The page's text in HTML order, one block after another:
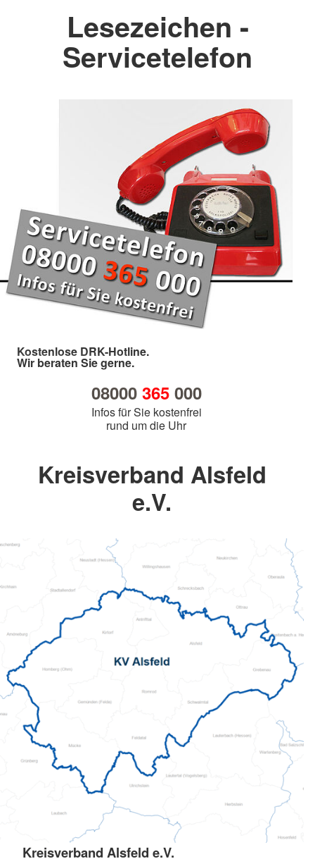
Lesezeichen -
Servicetelefon
Kostenlose DRK-Hotline.
Wir beraten Sie gerne.
08000 365000
Infos für Sie kostenfrei
rund um die Uhr
Kreisverband Alsfeld
e.V.
Kreisverband Alsfeld e.V.